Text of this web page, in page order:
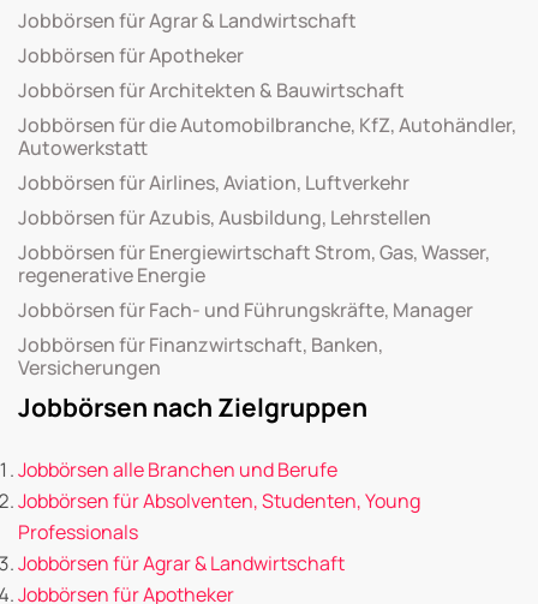
Jobbörsen für Agrar & Landwirtschaft
Jobbörsen für Apotheker
Jobbörsen für Architekten & Bauwirtschaft
Jobbörsen für die Automobilbranche, KfZ, Autohändler,
Autowerkstatt
Jobbörsen für Airlines, Aviation, Luftverkehr
Jobbörsen für Azubis, Ausbildung, Lehrstellen
Jobbörsen für Energiewirtschaft Strom, Gas, Wasser,
regenerative Energie
Jobbörsen für Fach- und Führungskräfte, Manager
Jobbörsen für Finanzwirtschaft, Banken,
Versicherungen
Jobbörsen nach Zielgruppen
Jobbörsen alle Branchen und Berufe
Jobbörsen für Absolventen, Studenten, Young
Professionals
Jobbörsen für Agrar & Landwirtschaft
Jobbörsen für Apotheker